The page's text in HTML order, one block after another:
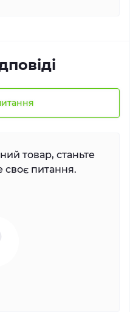
товар, станьте
своє питання.